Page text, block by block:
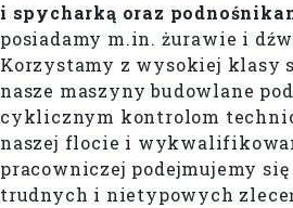
i spycharką oraz
posiadamy m.in. żurawie i
Korzystamy z wysokiej klasy
nasze maszyny budowlane
cyklicznym kontrolom
naszej flocie i
pracowniczej podejmujemy
trudnych i nietypowych